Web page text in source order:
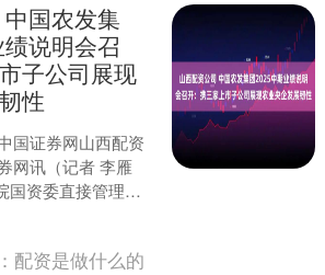
国农发集
说明会召
子公司展现
性
国证券网山西配资
网讯（记者 李雁
国资委直接管理的
——中国农业发展
配资是做什么的